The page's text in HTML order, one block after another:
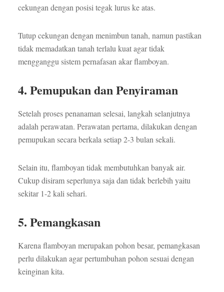
cekungan dengan posisi tegak lurus ke atas.
Tutup cekungan dengan menimbun tanah, namun pastikan
tidak memadatkan tanah terlalu kuat agar tidak
mengganggu sistem pernafasan akar flamboyan.
4. Pemupukan dan Penyiraman
Setelah proses penanaman selesai, langkah selanjutnya
adalah perawatan. Perawatan pertama, dilakukan dengan
pemupukan secara berkala setiap 2-3 bulan sekali.
Selain itu, flamboyan tidak membutuhkan banyak air.
Cukup disiram seperlunya saja dan tidak berlebih yaitu
sekitar 1-2 kali sehari.
5. Pemangkasan
Karena flamboyan merupakan pohon besar, pemangkasan
perlu dilakukan agar pertumbuhan pohon sesuai dengan
keinginan kita.